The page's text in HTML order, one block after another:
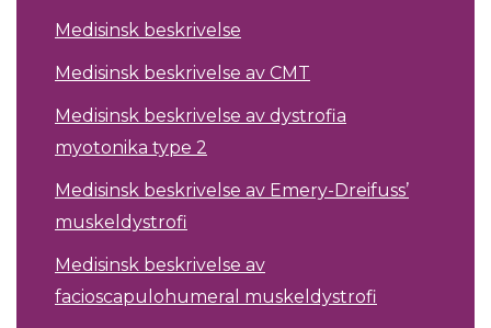
Medisinsk beskrivelse
Medisinsk beskrivelse av CMT
Medisinsk beskrivelse av dystrofia
myotonika type 2
Medisinsk beskrivelse av Emery-Dreifuss’
muskeldystrofi
Medisinsk beskrivelse av
facioscapulohumeral muskeldystrofi